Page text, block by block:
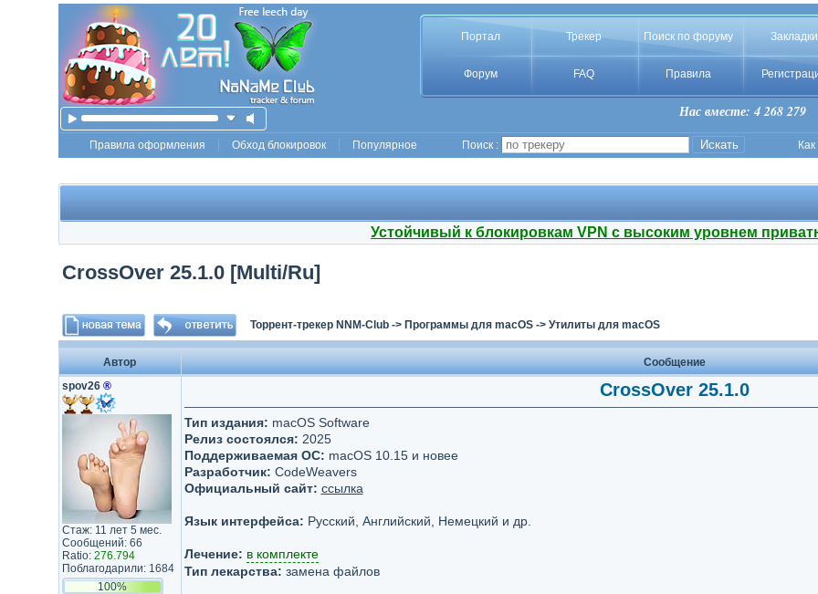
Портал Трекер Поиск по форуму Закладки
Форум FAQ Правила
Нас вместе: 4 268 279
Правила оформления Обход блокировок Популярное Поиск :
Устойчивый к блокировкам VPN с высоким уровнем
CrossOver 25.1.0 [Multi/Ru]
Торрент-трекер NNM-Club-> Программы для macOS-> Утилиты для macOS
Автор
Сообщение
spov26 ®
Стаж: 11 лет 5 мес.
Сообщений: 66
Ratio: 276.794
Поблагодарили: 1684
100%
CrossOver 25.1.0
Тип издания: macOS Software
Релиз состоялся: 2025
Поддерживаемая ОС: macOS 10.15 и новее
Разработчик: CodeWeavers
Официальный сайт: ссылка
Язык интерфейса: Русский, Английский, Немецкий и др.
Лечение: в комплекте
Тип лекарства: замена файлов